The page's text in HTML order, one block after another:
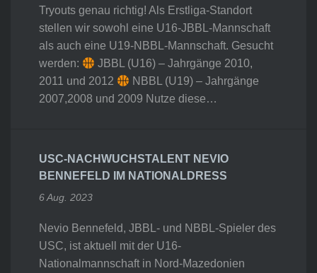
Tryouts genau richtig! Als Erstliga-Standort
stellen wir sowohl eine U16-JBBL-Mannschaft
als auch eine U19-NBBL-Mannschaft. Gesucht
werden:
JBBL (U16) – Jahrgänge 2010,
2011 und 2012
NBBL (U19) – Jahrgänge
2007,2008 und 2009 Nutze diese…
USC-NACHWUCHSTALENT NEVIO
BENNEFELD IM NATIONALDRESS
6 Aug. 2023
Nevio Bennefeld, JBBL- und NBBL-Spieler des
USC, ist aktuell mit der U16-
Nationalmannschaft in Nord-Mazedonien